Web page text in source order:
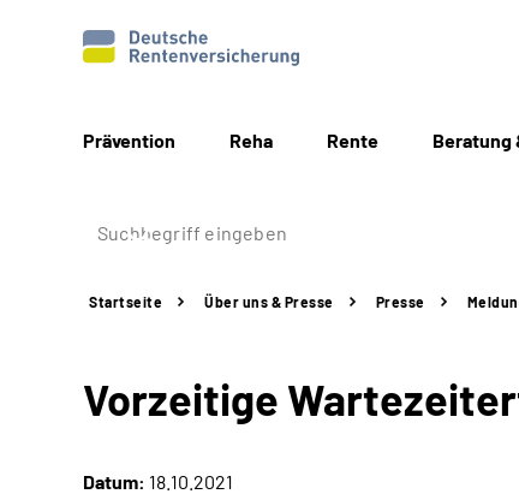
Prävention Reha Rente Beratung
Startseite Über uns & Presse Presse
Vorzeitige
Datum: 18.10.2021